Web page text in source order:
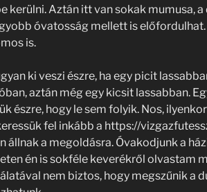
kerülni. Aztán itt van sokak mumusa, a
óvatosság mellett is előfordulhat.
is.
ki veszi észre, ha egy picit
aztán még egy kicsit lassabban.
észre, hogy le sem folyik. Nos,
fel inkább a https://
állnak a megoldásra. Óvakodjunk a
én is sokféle keverékről olvastam
nem biztos, hogy megszűnik a